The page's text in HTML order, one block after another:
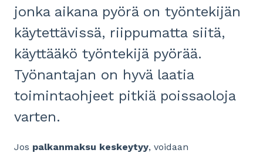
jonka aikana pyörä on työntekijän
käytettävissä, riippumatta siitä,
käyttääkö työntekijä pyörää.
Työnantajan on hyvä laatia
toimintaohjeet pitkiä poissaoloja
varten.
Jos palkanmaksu keskeytyy, voidaan